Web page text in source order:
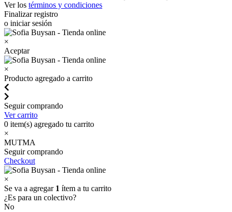
Ver los términos y condiciones
Finalizar registro
o iniciar sesión
×
Aceptar
×
Producto agregado a carrito
Seguir comprando
Ver carrito
0 item(s) agregado tu carrito
×
MUTMA
Seguir comprando
Checkout
×
Se va a agregar 1 ítem a tu carrito
¿Es para un colectivo?
No